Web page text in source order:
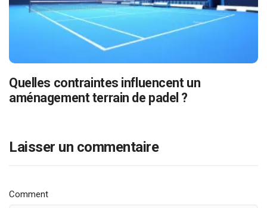
Quelles contraintes influencent un
aménagement terrain de padel ?
Laisser un commentaire
Comment